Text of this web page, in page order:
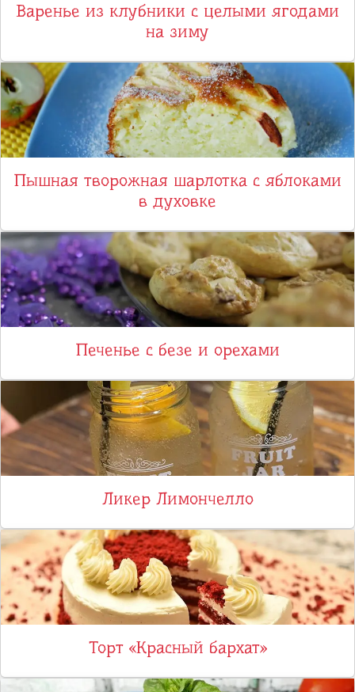
Варенье из клубники с целыми ягодами
на зиму
Пышная творожная шарлотка с яблоками
в духовке
Печенье с безе и орехами
Ликер Лимончелло
Торт «Красный бархат»